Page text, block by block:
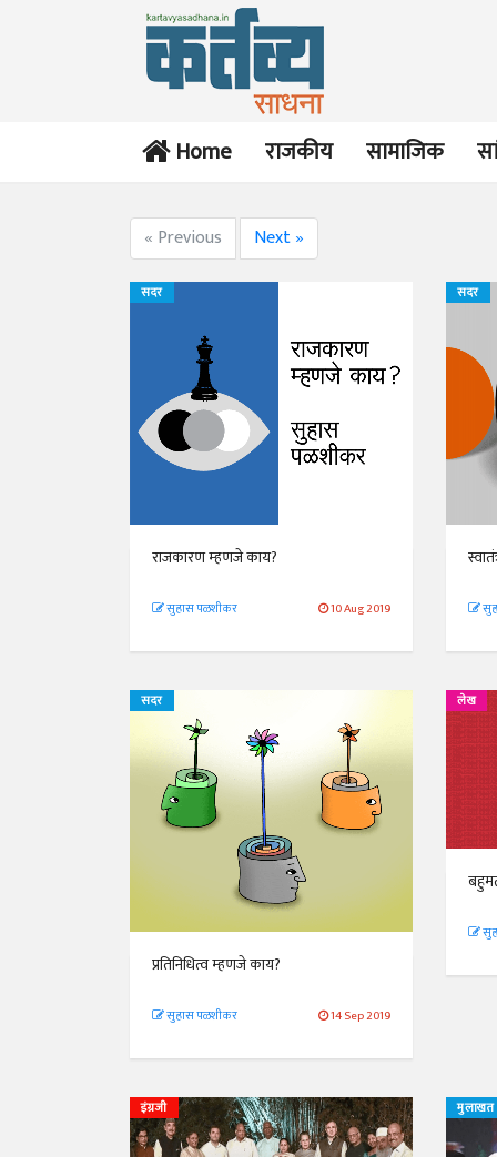
Home राजकीय सामाजिक
« Previous Next »
सदर
राजकारण म्हणजे काय?
सुहास पळशीकर 10 Aug 2019
सदर
सदर
प्रतिनिधित्व म्हणजे काय?
सुहास पळशीकर 14 Sep 2019
लेख
इंग्रजी मुलाखत